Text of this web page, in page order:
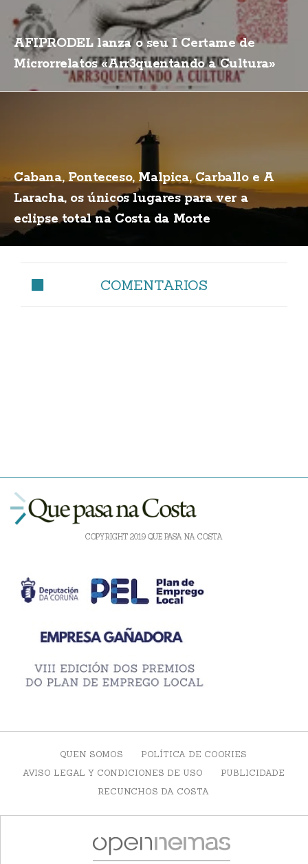
AFIPRODEL lanza o seu I Certame de
Microrrelatos «Arr3quentando a Cultura»
Cabana, Ponteceso, Malpica, Carballo e A
Laracha, os únicos lugares para ver a
eclipse total na Costa da Morte
COMENTARIOS
COPYRIGHT 2019 QUE PASA NA COSTA
QUEN SOMOS
POLÍTICA DE COOKIES
AVISO LEGAL Y CONDICIONES DE USO
PUBLICIDADE
RECUNCHOS DA COSTA